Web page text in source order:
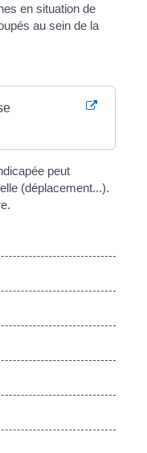
en situation de
au sein de la
peut
(déplacement...).